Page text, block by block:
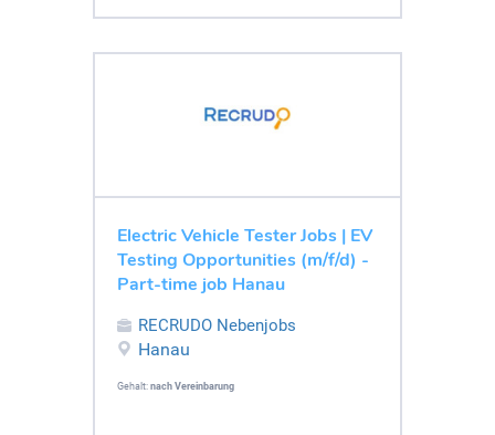
Electric Vehicle Tester Jobs | EV
Testing Opportunities (m/f/d) -
Part-time job Hanau
RECRUDO Nebenjobs
Hanau
Gehalt: nach Vereinbarung